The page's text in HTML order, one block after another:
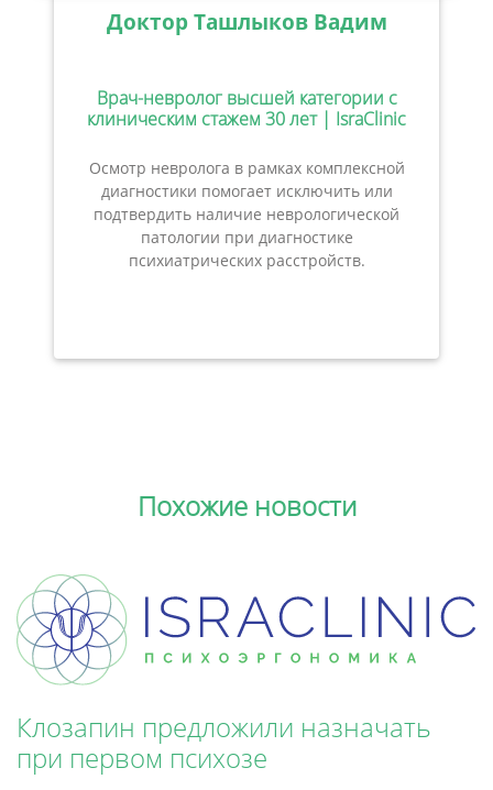
Доктор Ташлыков Вадим
Врач-невролог высшей категории с
клиническим стажем 30 лет | IsraClinic
Осмотр невролога в рамках комплексной
диагностики помогает исключить или
подтвердить наличие неврологической
патологии при диагностике
психиатрических расстройств.
Похожие новости
Клозапин предложили назначать
при первом психозе